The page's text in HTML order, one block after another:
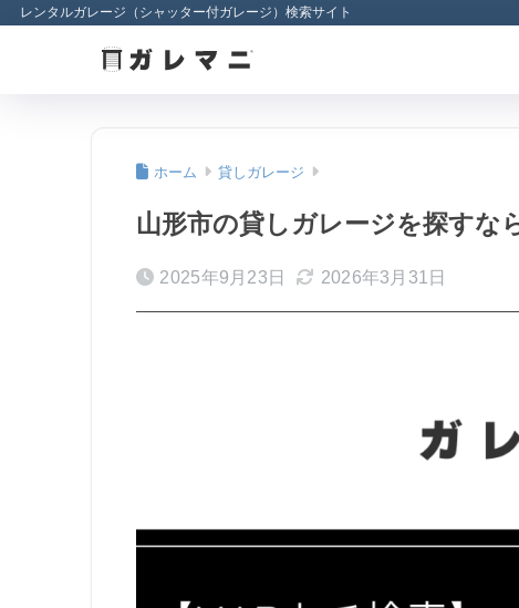
レンタルガレージ（シャッター付ガレージ）検索サイト
ホーム 貸しガレージ
山形市の貸しガレージを探すな
2025年9月23日 2026年3月31日